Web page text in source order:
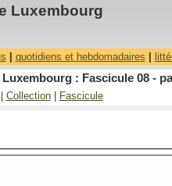
Luxembourg
quotidiens et hebdomadaires
: Fascicule 08 -
Collection| Fascicule